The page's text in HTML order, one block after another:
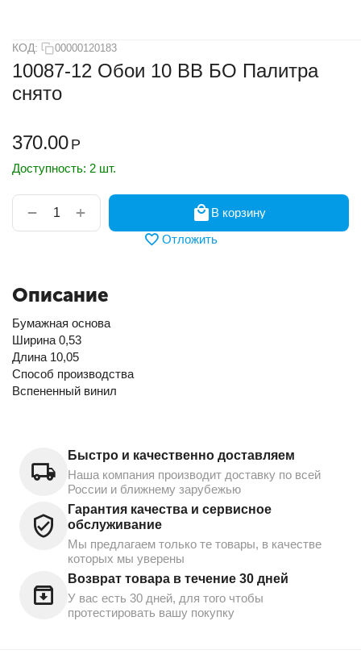
КОД: 00000120183
10087-12 Обои 10 ВВ БО Палитра
снято
370.00 Р
Доступность: 2 шт.
+
−
В корзину
Отложить
Описание
Бумажная основа
Ширина 0,53
Длина 10,05
Способ производства
Вспененный винил
Быстро и качественно доставляем
Наша компания производит доставку по всей
России и ближнему зарубежью
Гарантия качества и сервисное
обслуживание
Мы предлагаем только те товары, в качестве
которых мы уверены
Возврат товара в течение 30 дней
У вас есть 30 дней, для того чтобы
протестировать вашу покупку